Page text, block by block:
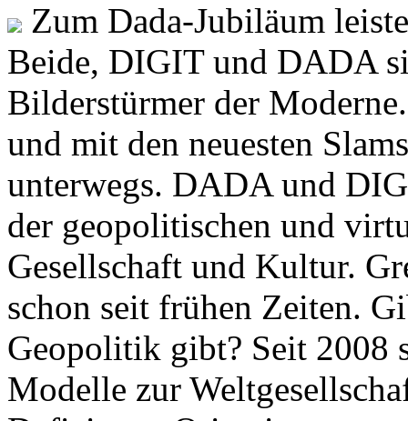
Zum Dada-Jubiläum
Beide, DIGIT und DADA
Bilderstürmer der
und mit den neuesten
unterwegs. DADA und
der geopolitischen und
Gesellschaft und Kultur.
schon seit frühen Zeiten.
Geopolitik gibt? Seit 2008
Modelle zur